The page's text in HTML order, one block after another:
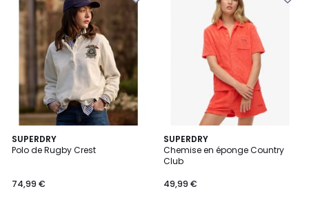
SUPERDRY
Polo de Rugby Crest
74,99 €
2
Couleurs
SUPERDRY
Chemise en éponge Country
Club
49,99 €